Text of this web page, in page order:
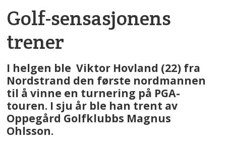
Golf-sensasjonens
trener
I helgen ble Viktor Hovland (22) fra
Nordstrand den første nordmannen
til å vinne en turnering på PGA-
touren. I sju år ble han trent av
Oppegård Golfklubbs Magnus
Ohlsson.